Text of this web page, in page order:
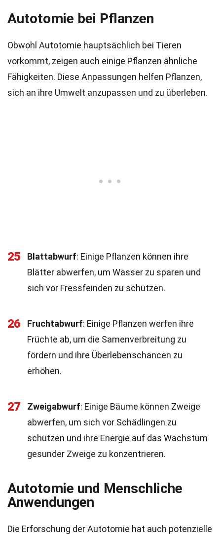
Autotomie bei Pflanzen
Obwohl Autotomie hauptsächlich bei Tieren
vorkommt, zeigen auch einige Pflanzen ähnliche
Fähigkeiten. Diese Anpassungen helfen Pflanzen,
sich an ihre Umwelt anzupassen und zu überleben.
25 Blattabwurf: Einige Pflanzen können ihre
Blätter abwerfen, um Wasser zu sparen und
sich vor Fressfeinden zu schützen.
26 Fruchtabwurf: Einige Pflanzen werfen ihre
Früchte ab, um die Samenverbreitung zu
fördern und ihre Überlebenschancen zu
erhöhen.
27 Zweigabwurf: Einige Bäume können Zweige
abwerfen, um sich vor Schädlingen zu
schützen und ihre Energie auf das Wachstum
gesunder Zweige zu konzentrieren.
Autotomie und Menschliche
Anwendungen
Die Erforschung der Autotomie hat auch potenzielle